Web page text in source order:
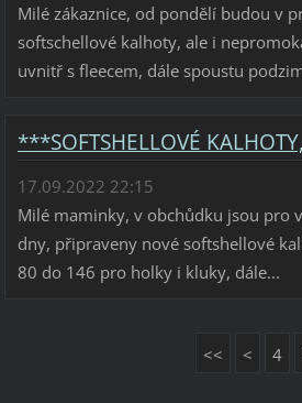
Milé zákaznice, od pondělí budou v
softschellové kalhoty, ale i
uvnitř s fleecem, dále spoustu
***SOFTSHELLOVÉ
17.09.2022 22:15
Milé maminky, v obchůdku jsou pro
dny, připraveny nové softshellové
80 do 146 pro holky i kluky, dále...
<< < 4